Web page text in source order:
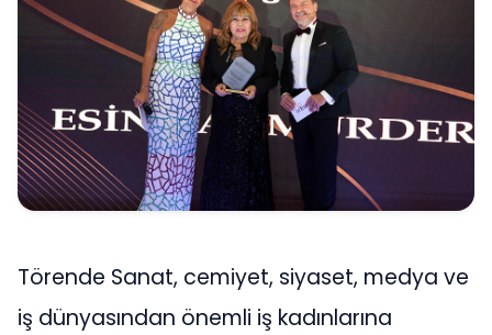
Törende Sanat, cemiyet, siyaset, medya ve
iş dünyasından önemli iş kadınlarına